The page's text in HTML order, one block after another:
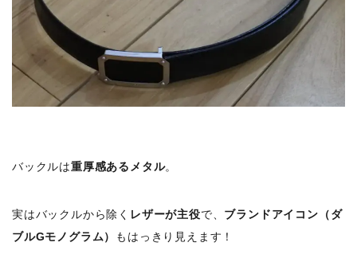
バックルは重厚感あるメタル。
実はバックルから除く レザーが主役で、 ブランドアイコン（ダ
ブルGモノグラム）
もはっきり見えます！